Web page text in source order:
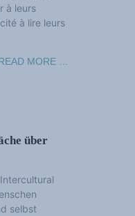
à leurs
à lire leurs
MORE …
über
selbst